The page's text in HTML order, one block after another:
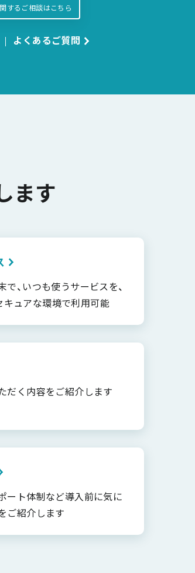
するご相談はこちら
よくあるご質問
ます
で、いつも使うサービスを、
ュアな環境で利用可能
だく内容をご紹介します
ート体制など導入前に気に
ご紹介します